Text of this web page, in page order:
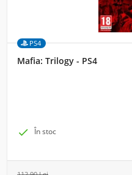
PS4
Mafia: Trilogy - PS4
 În stoc